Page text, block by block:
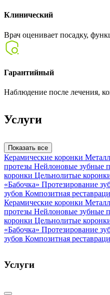
Клинический
Врач оценивает посадку,
Гарантийный
Наблюдение после лечения,
Услуги
Показать все
Керамические коронки
протезы Нейлоновые зубные
коронки Цельнолитые
«Бабочка» Протезирование
зубов Композитная
Керамические коронки
протезы Нейлоновые зубные
коронки Цельнолитые
«Бабочка» Протезирование
зубов Композитная
Услуги